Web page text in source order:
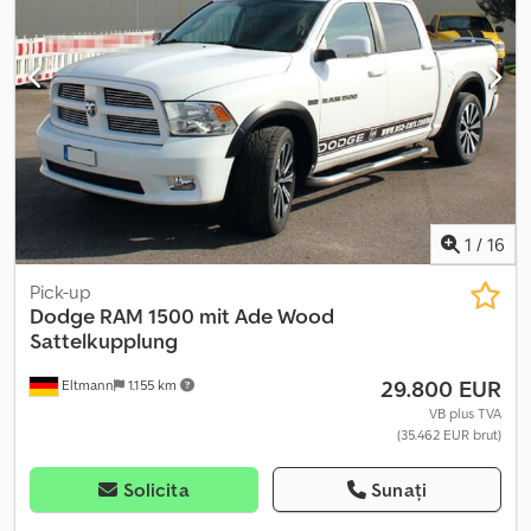
dimensiunea anvelopei:235 / 85 r 16 , An de fabricație:2002,
combustibil:motorină, număr mașină/vehicul:
3B6MC36672M308731
, Dotări:aer condiționat, airbag, cuplaj
remorcă, hidraulică, pilot automat de viteză, troliu cu cablu,
Vehicul de service cu macara de încărcare și troliu - Macara
hidraulică cu troliu de ridicare - Capacitate de încărcare de 2.700
kg la o rază de 1,8 m - Rază maximă de 6,0 m la 820 kg Atelier
complet echipat pentru întreținerea și repararea utilajelor.
Chjdpfx Afeu Ndrue Doa Aparat de sudură – compresor de aer
comprimat – etc.
1 / 16
Eltmann 1.155 km
Pick-up
Dodge RAM 1500 mit Ade Wood
Sattelkupplung
29.800 EUR
VB plus TVA
(35.462 EUR brut)
Solicita Sunați